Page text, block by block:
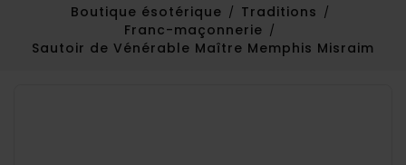
Boutique ésotérique
Traditions
Franc-maçonnerie
Sautoir de Vénérable Maître Memphis Misraim